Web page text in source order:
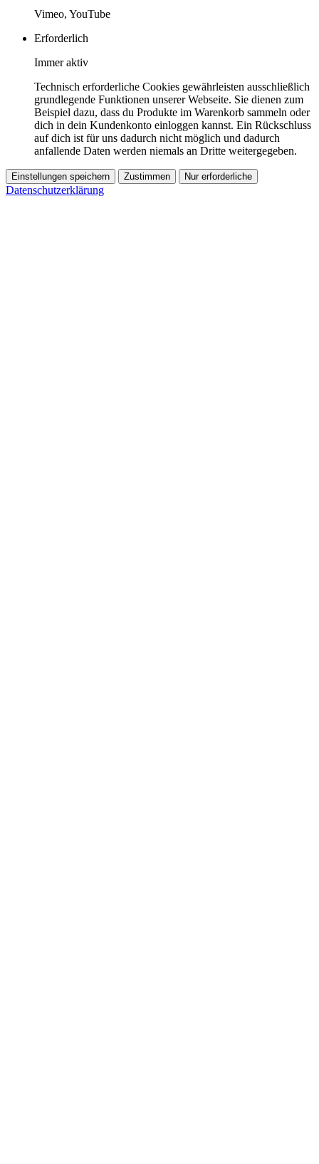
Vimeo, YouTube
Erforderlich
Immer aktiv
Technisch erforderliche Cookies gewährleisten ausschließlich
grundlegende Funktionen unserer Webseite. Sie dienen zum
Beispiel dazu, dass du Produkte im Warenkorb sammeln oder
dich in dein Kundenkonto einloggen kannst. Ein Rückschluss
auf dich ist für uns dadurch nicht möglich und dadurch
anfallende Daten werden niemals an Dritte weitergegeben.
Einstellungen speichern Zustimmen Nur erforderliche
Datenschutzerklärung